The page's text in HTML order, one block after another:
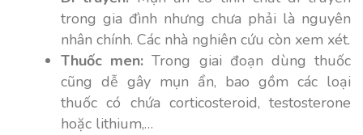
trong gia đình nhưng chưa phải là nguyên
nhân chính. Các nhà nghiên cứu còn xem xét.
Thuốc men:Trong giai đoạn dùng thuốc
cũng dễ gây mụn ẩn, bao gồm các loại
thuốc có chứa corticosteroid, testosterone
hoặc lithium,…